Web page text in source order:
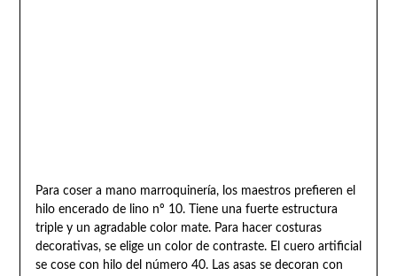
Para coser a mano marroquinería, los maestros prefieren el
hilo encerado de lino nº 10. Tiene una fuerte estructura
triple y un agradable color mate. Para hacer costuras
decorativas, se elige un color de contraste. El cuero artificial
se cose con hilo del número 40. Las asas se decoran con